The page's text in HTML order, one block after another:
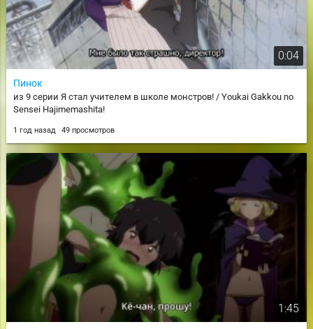
0:04
Пинок
из 9 серии Я стал учителем в школе монстров! / Youkai Gakkou no
Sensei Hajimemashita!
1 год назад 49 просмотров
1:45